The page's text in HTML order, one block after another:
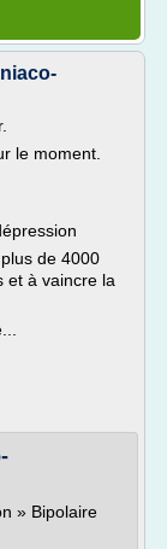
le moment.
de 4000
et à vaincre la
» Bipolaire